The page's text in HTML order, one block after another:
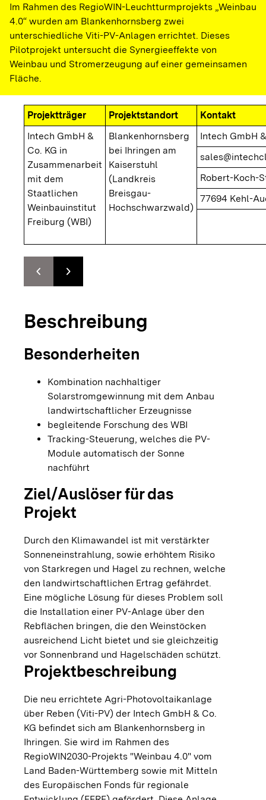
Im Rahmen des RegioWIN-Leuchtturmprojekts „Weinbau
4.0“ wurden am Blankenhornsberg zwei
unterschiedliche Viti-PV-Anlagen errichtet. Dieses
Pilotprojekt untersucht die Synergieeffekte von
Weinbau und Stromerzeugung auf einer gemeinsamen
Fläche.
Projektträger Projektstandort
Kontakt
Intech GmbH &
Co. KG in
Zusammenarbeit
mit dem
Staatlichen
Weinbauinstitut
Freiburg (WBI)
Blankenhornsberg
bei Ihringen am
Kaiserstuhl
(Landkreis
Breisgau-
Hochschwarzwald)
Intech GmbH
Robert-Koch-
77694 Kehl-
chevron_leftZur vorhergehenden Folie springen
chevron_rightZur nächsten Folie springen
Beschreibung
Besonderheiten
Kombination nachhaltiger
Solarstromgewinnung mit dem Anbau
landwirtschaftlicher Erzeugnisse
begleitende Forschung des WBI
Tracking-Steuerung, welches die PV-
Module automatisch der Sonne
nachführt
Ziel/Auslöser für das
Projekt
Durch den Klimawandel ist mit verstärkter
Sonneneinstrahlung, sowie erhöhtem Risiko
von Starkregen und Hagel zu rechnen, welche
den landwirtschaftlichen Ertrag gefährdet.
Eine mögliche Lösung für dieses Problem soll
die Installation einer PV-Anlage über den
Rebflächen bringen, die den Weinstöcken
ausreichend Licht bietet und sie gleichzeitig
vor Sonnenbrand und Hagelschäden schützt.
Projektbeschreibung
Die neu errichtete Agri-Photovoltaikanlage
über Reben (Viti-PV) der Intech GmbH & Co.
KG befindet sich am Blankenhornsberg in
Ihringen. Sie wird im Rahmen des
RegioWIN2030-Projekts "Weinbau 4.0" vom
Land Baden-Württemberg sowie mit Mitteln
des Europäischen Fonds für regionale